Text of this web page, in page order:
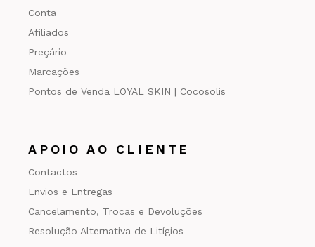
Conta
Afiliados
Preçário
Marcações
Pontos de Venda LOYAL SKIN | Cocosolis
APOIO AO CLIENTE
Contactos
Envios e Entregas
Cancelamento, Trocas e Devoluções
Resolução Alternativa de Litígios